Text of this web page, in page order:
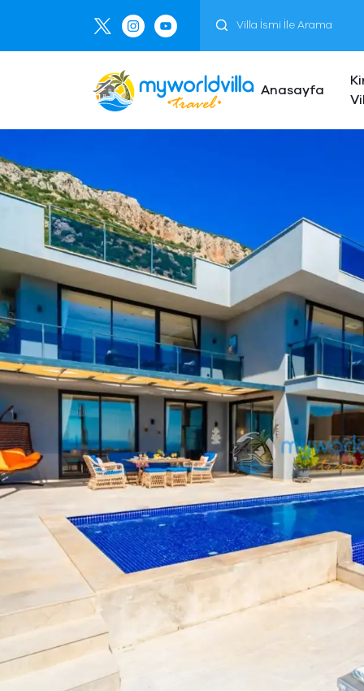
Anasayfa